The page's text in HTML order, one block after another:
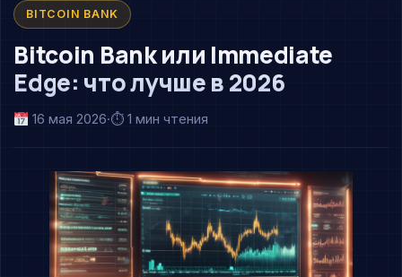
BITCOIN BANK
Bitcoin Bank или Immediate
Edge: что лучше в 2026
16 мая 2026·⏱ 1 мин чтения